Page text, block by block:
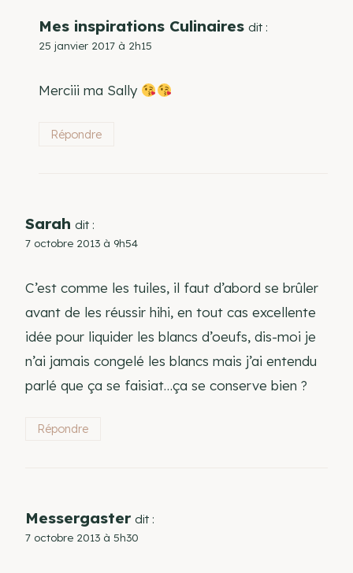
Mes inspirations Culinaires dit :
25 janvier 2017 à 2h15
Merciii ma Sally
Répondre
Sarah dit :
7 octobre 2013 à 9h54
C’est comme les tuiles, il faut d’abord se brûler
avant de les réussir hihi, en tout cas excellente
idée pour liquider les blancs d’oeufs, dis-moi je
n’ai jamais congelé les blancs mais j’ai entendu
parlé que ça se faisiat…ça se conserve bien ?
Répondre
Messergaster dit :
7 octobre 2013 à 5h30